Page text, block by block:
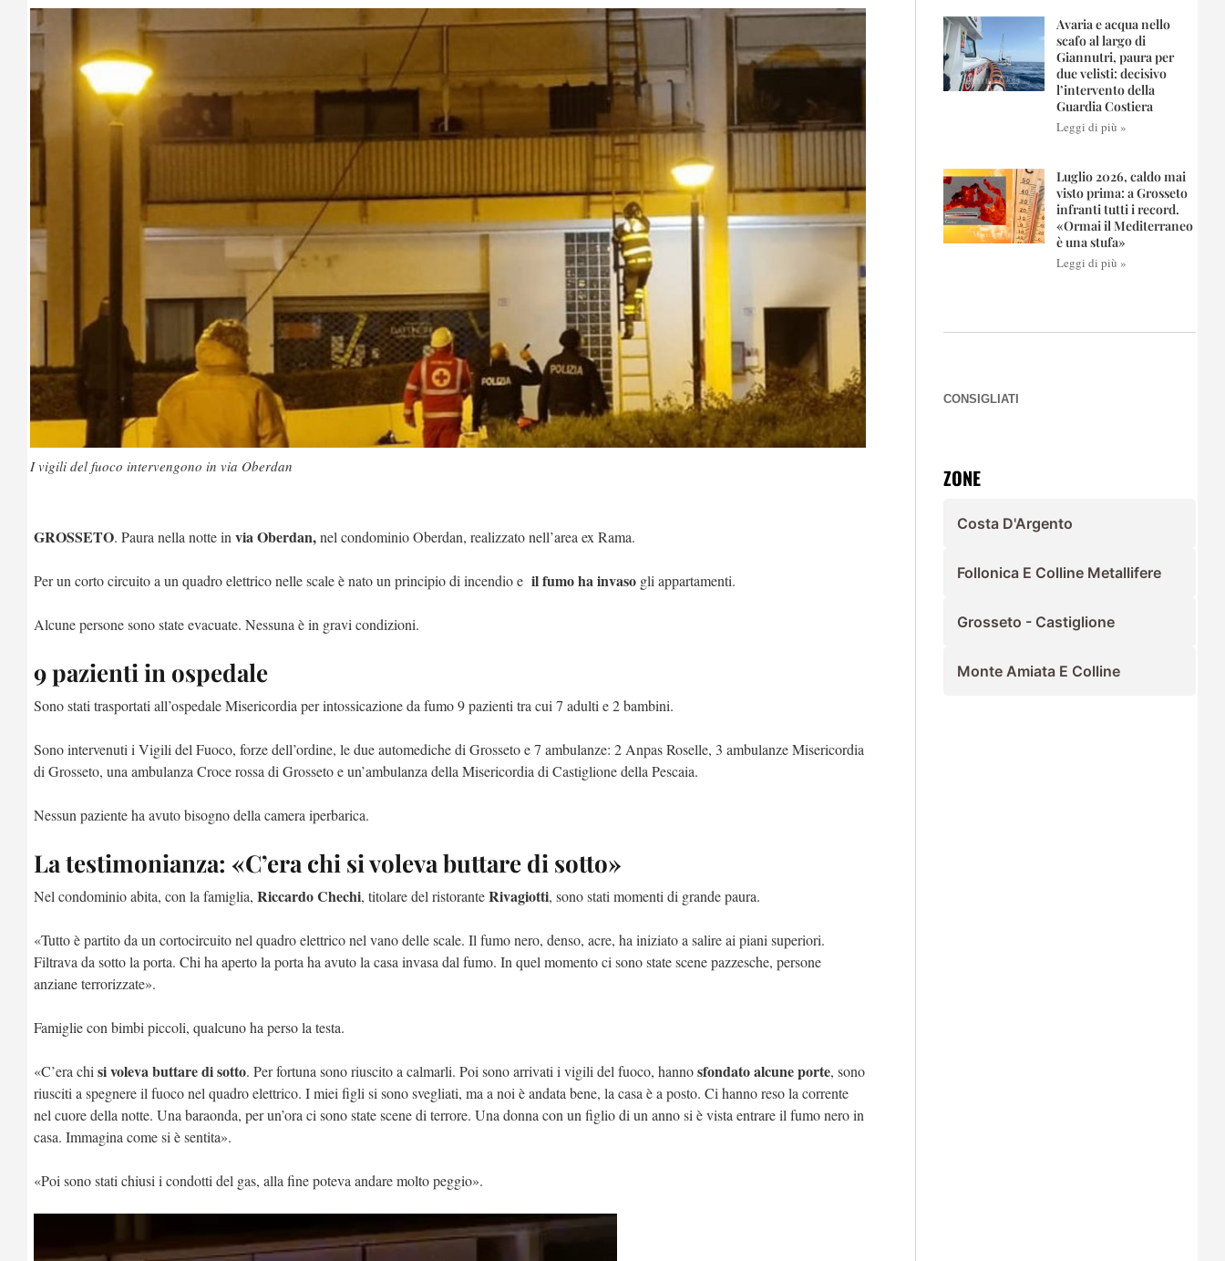
I vigili del fuoco intervengono in via Oberdan
GROSSETO. Paura nella notte in via Oberdan,nel condominio Oberdan, realizzato nell’area ex Rama.
Per un corto circuito a un quadro elettrico nelle scale è nato un principio di incendio e il fumo ha invaso gli appartamenti.
Alcune persone sono state evacuate. Nessuna è in gravi condizioni.
9 pazienti in ospedale
Sono stati trasportati all’ospedale Misericordia per intossicazione da fumo 9 pazienti tra cui 7 adulti e 2 bambini.
Sono intervenuti i Vigili del Fuoco, forze dell’ordine, le due automediche di Grosseto e 7 ambulanze: 2 Anpas Roselle, 3 ambulanze Misericordia
di Grosseto, una ambulanza Croce rossa di Grosseto e un’ambulanza della Misericordia di Castiglione della Pescaia.
Nessun paziente ha avuto bisogno della camera iperbarica.
La testimonianza: «C’era chi si voleva buttare di sotto»
Nel condominio abita, con la famiglia, Riccardo Chechi, titolare del ristoranteRivagiotti, sono stati momenti di grande paura.
«Tutto è partito da un cortocircuito nel quadro elettrico nel vano delle scale. Il fumo nero, denso, acre, ha iniziato a salire ai piani superiori.
Filtrava da sotto la porta. Chi ha aperto la porta ha avuto la casa invasa dal fumo. In quel momento ci sono state scene pazzesche, persone
anziane terrorizzate».
Famiglie con bimbi piccoli, qualcuno ha perso la testa.
«C’era chi si voleva buttare di sotto. Per fortuna sono riuscito a calmarli. Poi sono arrivati i vigili del fuoco, hannosfondato alcune porte, sono
riusciti a spegnere il fuoco nel quadro elettrico. I miei figli si sono svegliati, ma a noi è andata bene, la casa è a posto. Ci hanno reso la corrente
nel cuore della notte. Una baraonda, per un’ora ci sono state scene di terrore. Una donna con un figlio di un anno si è vista entrare il fumo nero in
casa. Immagina come si è sentita».
«Poi sono stati chiusi i condotti del gas, alla fine poteva andare molto peggio».
Avaria e acqua nello
scafo al largo di
Giannutri, paura per
due velisti: decisivo
l’intervento della
Guardia Costiera
Leggi di più »
Luglio 2026, caldo mai
visto prima: a Grosseto
infranti tutti i record.
«Ormai il Mediterraneo
è una stufa»
Leggi di più »
CONSIGLIATI
ZONE
Costa D'Argento
Follonica E Colline Metallifere
Grosseto - Castiglione
Monte Amiata E Colline